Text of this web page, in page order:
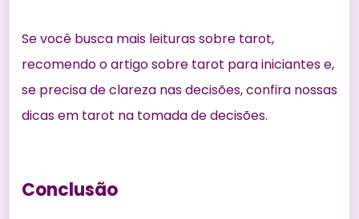
Se você busca mais leituras sobre tarot,
recomendo o artigosobre tarot para iniciantese,
se precisa de clareza nas decisões, confira nossas
dicas em tarot na tomada de decisões.
Conclusão